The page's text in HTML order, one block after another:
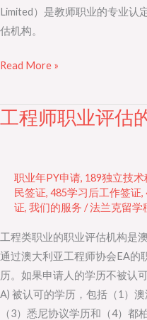
Limited）是教师职业的专业认
估机构。
Read More »
工程师职业评估
职业年PY申请, 189独立技
民签证, 485学习后工作签证,
证, 我们的服务 /法兰克留学
工程类职业的职业评估机构是
通过澳大利亚工程师协会EA的
历。如果申请人的学历不被认
A) 被认可的学历，包括（1）
（3）悉尼协议学历和（4）都
工